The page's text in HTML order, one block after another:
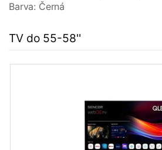
Barva: Černá
TV do 55-58''